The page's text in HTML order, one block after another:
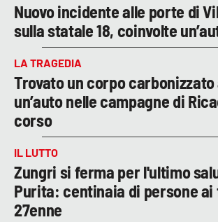
Nuovo incidente alle porte di
sulla statale 18, coinvolte
LA TRAGEDIA
Trovato un corpo carbonizzato
un’auto nelle campagne di
corso
IL LUTTO
Zungri si ferma per l'ultimo
Purita: centinaia di persone ai
27enne